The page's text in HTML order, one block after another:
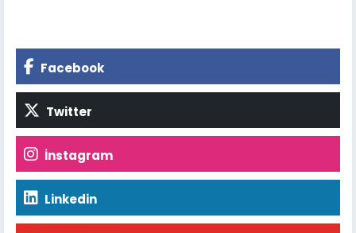
Facebook
Twitter
İnstagram
Linkedin